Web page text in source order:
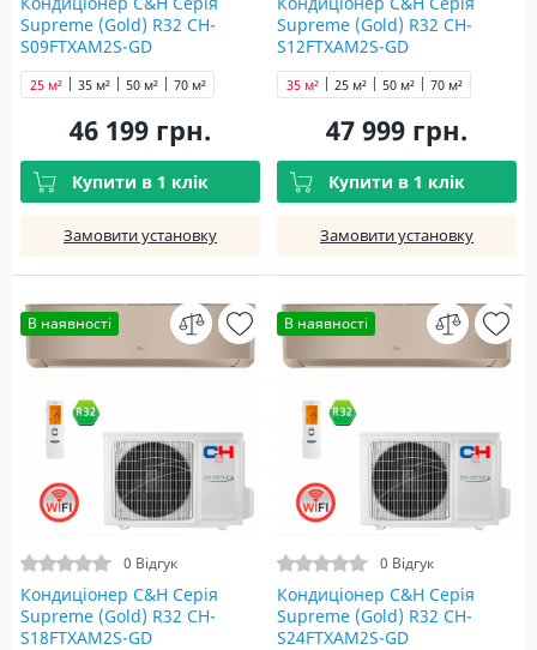
Supreme (Gold) R32 CH-
S09FTXAM2S-GD
25 м² 35 м² 50 м² 70 м²
46 199 грн.
Купити в 1 клік
Замовити установку
Supreme (Gold) R32 CH-
S12FTXAM2S-GD
25 м²
35 м² 50 м² 70 м²
47 999 грн.
Купити в 1 клік
Замовити установку
В наявності
0 Відгук
Кондиціонер C&H Серія
Supreme (Gold) R32 CH-
S18FTXAM2S-GD
В наявності
0 Відгук
Кондиціонер C&H Серія
Supreme (Gold) R32 CH-
S24FTXAM2S-GD